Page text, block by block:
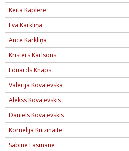
Keita Kaplere
Eva Kārkliņa
Ance Kārkliņa
Kristers Karlsons
Eduards Knaps
Valērija Kovaļevska
Alekss Kovaļevskis
Daniels Kovaļevskis
Kornelija Kuizinaite
Sabīne Lasmane